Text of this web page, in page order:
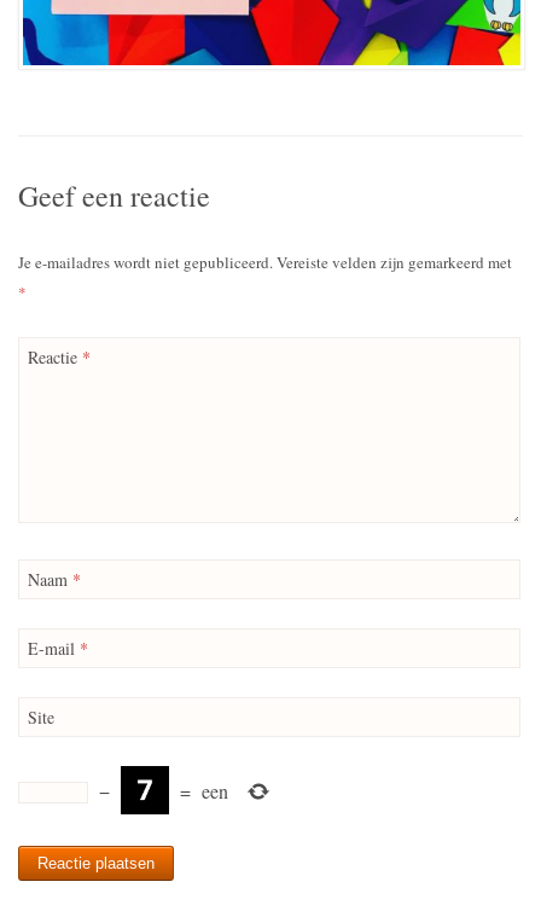
Geef een reactie
Je e-mailadres wordt niet gepubliceerd.Vereiste velden zijn gemarkeerd met
*
Reactie *
Naam *
E-mail *
Site
− = een